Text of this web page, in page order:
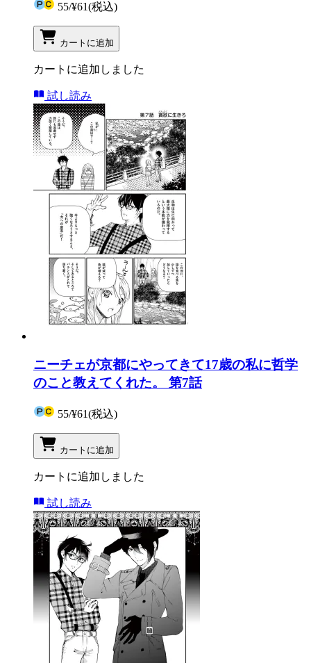
55/¥61(税込)
カートに追加
カートに追加しました
試し読み
ニーチェが京都にやってきて17歳の私に哲学
のこと教えてくれた。 第7話
55/¥61(税込)
カートに追加
カートに追加しました
試し読み